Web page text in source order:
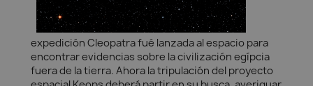
expedición Cleopatra fué lanzada al espacio para
encontrar evidencias sobre la civilización egípcia
fuera de la tierra. Ahora la tripulación del proyecto